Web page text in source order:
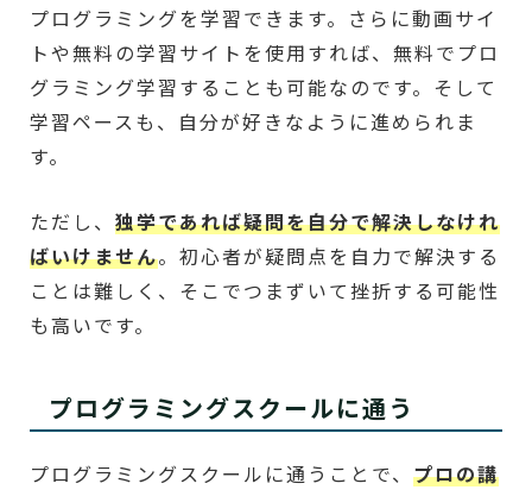
プログラミングを学習できます。さらに動画サイ
トや無料の学習サイトを使用すれば、無料でプロ
グラミング学習することも可能なのです。そして
学習ペースも、自分が好きなように進められま
す。
ただし、 独学であれば疑問を自分で解決しなけれ
ばいけません。初心者が疑問点を自力で解決する
ことは難しく、そこでつまずいて挫折する可能性
も高いです。
プログラミングスクールに通う
プログラミングスクールに通うことで、 プロの講